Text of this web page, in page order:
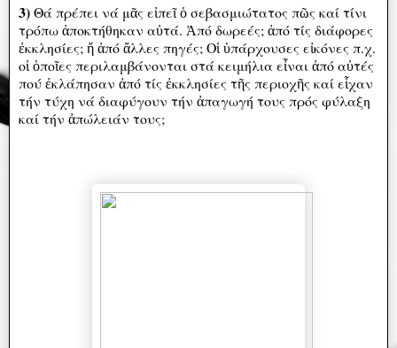
3)Θά πρέπει νά μᾶς εἰπεῖ ὁ σεβασμιώτατος πῶς καί τίνι
τρόπω ἀποκτήθηκαν αὐτά. Ἀπό δωρεές; ἀπό τίς διάφορες
ἐκκλησίες; ἤ ἀπό ἄλλες πηγές; Οἱ ὑπάρχουσες εἰκόνες π.χ.
οἱ ὁποῖες περιλαμβάνονται στά κειμήλια εἶναι ἀπό αὐτές
πού ἐκλάπησαν ἀπό τίς ἐκκλησίες τῆς περιοχῆς καί εἷχαν
τήν τύχη νά διαφύγουν τήν ἀπαγωγή τους πρός φύλαξη
καί τήν ἀπώλειάν τους;